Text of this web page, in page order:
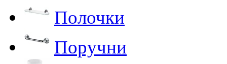
Полочки
Поручни